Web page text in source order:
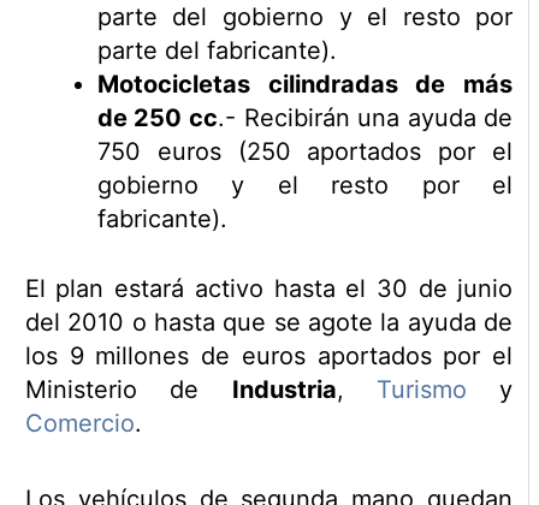
parte del gobierno y el resto por
parte del fabricante).
Motocicletas cilindradas de más
de 250 cc.- Recibirán una ayuda de
750 euros (250 aportados por el
gobierno y el resto por el
fabricante).
El plan estará activo hasta el 30 de junio
del 2010 o hasta que se agote la ayuda de
los 9 millones de euros aportados por el
Ministerio de Industria, Turismo y
Comercio.
Los vehículos de segunda mano quedan